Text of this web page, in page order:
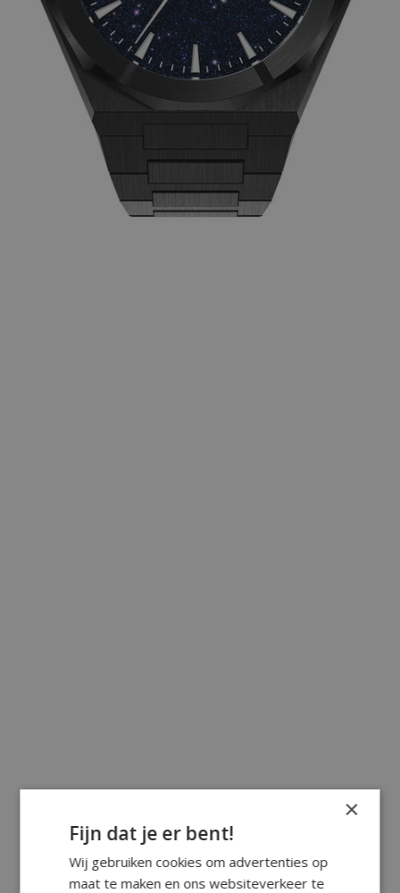
×
Fijn dat je er bent!
Wij gebruiken cookies om advertenties op
maat te maken en ons websiteverkeer te